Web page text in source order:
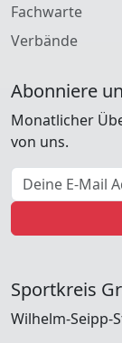
Fachwarte
Verbände
Abonniere
Monatlicher
von uns.
E-Mail Adresse
Sportkreis
Wilhelm-Seipp-